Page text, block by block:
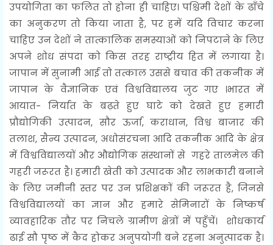
उपयोगिता का फलित तो होना ही चाहिए। पश्चिमी देशों के ढाँचे
का अनुकरण तो किया जाता है, पर हमें यदि विचार करना
चाहिए उन देशों ने तात्कालिक समस्याओं को निपटाने के लिए
अपने शोध संपदा को किस तरह राष्ट्रीय हित में लगाया है।
जापान में सुनामी आई तो तत्काल उससे बचाव की तकनीक में
जापान के वैज्ञानिक एवं विश्वविद्यालय जुट गए ।भारत में
आयात- निर्यात के बढ़ते हुए घाटे को देखते हुए हमारी
प्रौद्योगिकी उत्पादन, सौर ऊर्जा, कराधान, विश्व बाजार की
तलाश, सैन्य उत्पादन, अधोसंरचना आदि तकनीक आदि के क्षेत्र
में विश्वविद्यालयों और औद्योगिक संस्थानों से गहरे तालमेल की
गहरी जरूरत है। हमारी खेती को उत्पादक और लाभकारी बनाने
के लिए जमीनी स्तर पर उन प्रशिक्षकों की जरूरत है, जिनसे
विश्वविद्यालयों का ज्ञान और हमारे सेमिनारों के निष्कर्ष
व्यावहारिक तौर पर निचले ग्रामीण क्षेत्रों में पहुँचें। शोधकार्य
ढाई सौ पृष्ठ में कैद होकर अनुपयोगी बने रहना अनुत्पादक है।